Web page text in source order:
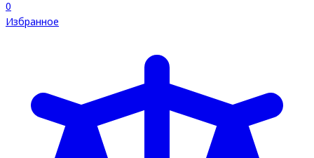
0
Избранное